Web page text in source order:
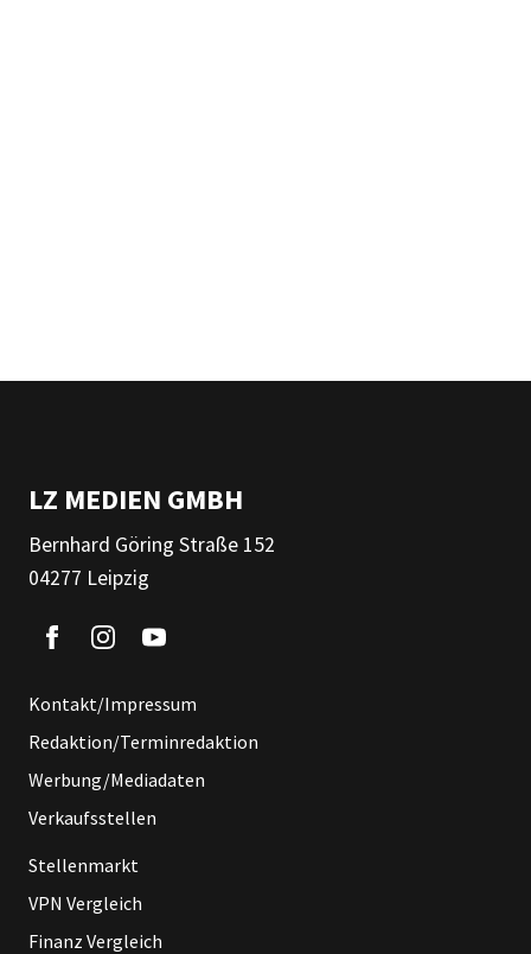
LZ MEDIEN GMBH
Bernhard Göring Straße 152
04277 Leipzig
Kontakt/Impressum
Redaktion/Terminredaktion
Werbung/Mediadaten
Verkaufsstellen
Stellenmarkt
VPN Vergleich
Finanz Vergleich